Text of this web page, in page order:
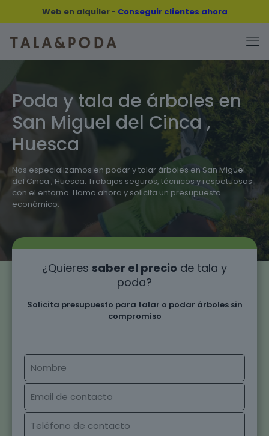
Web en alquiler- Conseguir clientes ahora
Poda y tala de árboles en
San Miguel del Cinca ,
Huesca
Nos especializamos en podar y talar árboles en San Miguel
del Cinca , Huesca. Trabajos seguros, técnicos y respetuosos
con el entorno. Llama ahora y solicita un presupuesto
económico.
¿Quieres saber el precio de tala y
poda?
Solicita presupuesto para talar o podar árboles sin
compromiso